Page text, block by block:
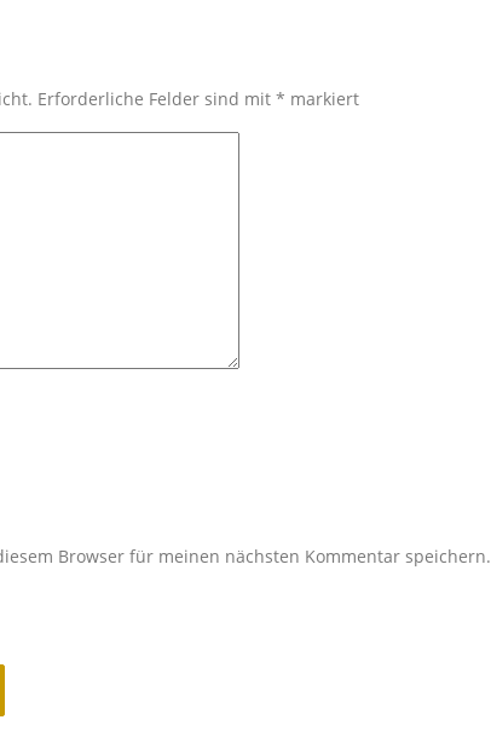
Erforderliche Felder sind mit * markiert
Browser für meinen nächsten Kommentar speichern.